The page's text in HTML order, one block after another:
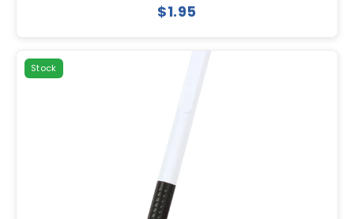
$1.95
Stock